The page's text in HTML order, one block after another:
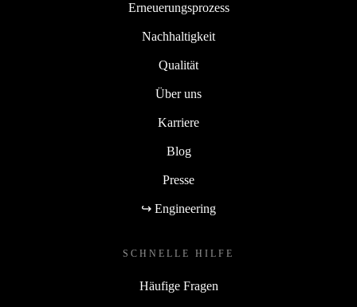
Erneuerungsprozess
Nachhaltigkeit
Qualität
Über uns
Karriere
Blog
Presse
↪ Engineering
SCHNELLE HILFE
Häufige Fragen